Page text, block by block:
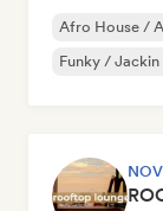
Afro House /
Funky / Jackin